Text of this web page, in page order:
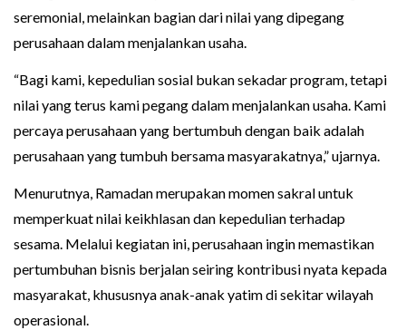
seremonial, melainkan bagian dari nilai yang dipegang
perusahaan dalam menjalankan usaha.
“Bagi kami, kepedulian sosial bukan sekadar program, tetapi
nilai yang terus kami pegang dalam menjalankan usaha. Kami
percaya perusahaan yang bertumbuh dengan baik adalah
perusahaan yang tumbuh bersama masyarakatnya,” ujarnya.
Menurutnya, Ramadan merupakan momen sakral untuk
memperkuat nilai keikhlasan dan kepedulian terhadap
sesama. Melalui kegiatan ini, perusahaan ingin memastikan
pertumbuhan bisnis berjalan seiring kontribusi nyata kepada
masyarakat, khususnya anak-anak yatim di sekitar wilayah
operasional.